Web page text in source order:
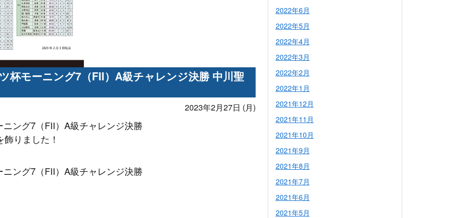
杯モーニング7（FII）A級チャレンジ決勝 中川聖
2023年2月27日 (月)
ング7（FII）A級チャレンジ決勝
りました！
ング7（FII）A級チャレンジ決勝
2022年6月
2022年5月
2022年4月
2022年3月
2022年2月
2022年1月
2021年12月
2021年11月
2021年10月
2021年9月
2021年8月
2021年7月
2021年6月
2021年5月